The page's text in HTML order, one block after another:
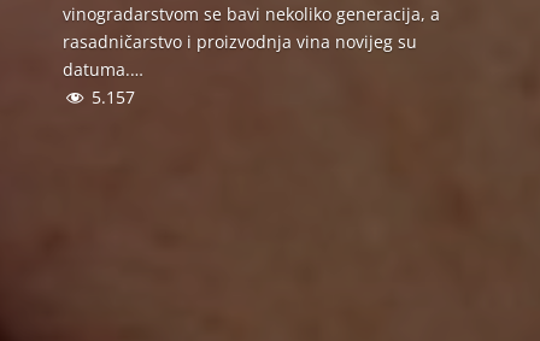
vinogradarstvom se bavi nekoliko generacija, a
rasadničarstvo i proizvodnja vina novijeg su
datuma.…
5.157